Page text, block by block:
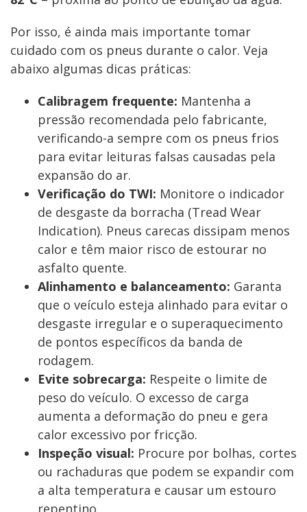
Por isso, é ainda mais importante tomar
cuidado com os pneus durante o calor. Veja
abaixo algumas dicas práticas:
Calibragem frequente: Mantenha a
pressão recomendada pelo fabricante,
verificando-a sempre com os pneus frios
para evitar leituras falsas causadas pela
expansão do ar.
Verificação do TWI: Monitore o indicador
de desgaste da borracha (Tread Wear
Indication). Pneus carecas dissipam menos
calor e têm maior risco de estourar no
asfalto quente.
Alinhamento e balanceamento: Garanta
que o veículo esteja alinhado para evitar o
desgaste irregular e o superaquecimento
de pontos específicos da banda de
rodagem.
Evite sobrecarga: Respeite o limite de
peso do veículo. O excesso de carga
aumenta a deformação do pneu e gera
calor excessivo por fricção.
Inspeção visual: Procure por bolhas, cortes
ou rachaduras que podem se expandir com
a alta temperatura e causar um estouro
repentino.